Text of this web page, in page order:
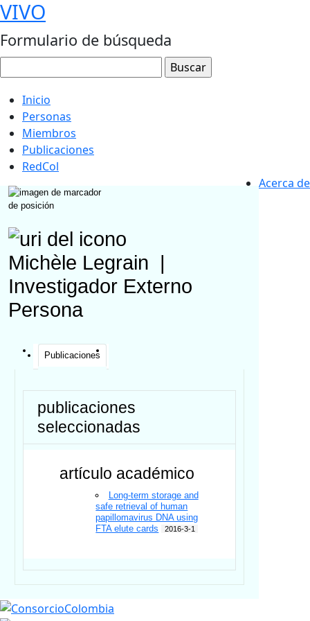
VIVO
Formulario de búsqueda
Inicio
Personas
Miembros
Publicaciones
RedCol
Acerca de
Michèle Legrain
Investigador Externo
Persona
Publicaciones
publicaciones
seleccionadas
artículo académico
Long-term storage and
safe retrieval of human
papillomavirus DNA using
FTA elute cards
2016-3-1